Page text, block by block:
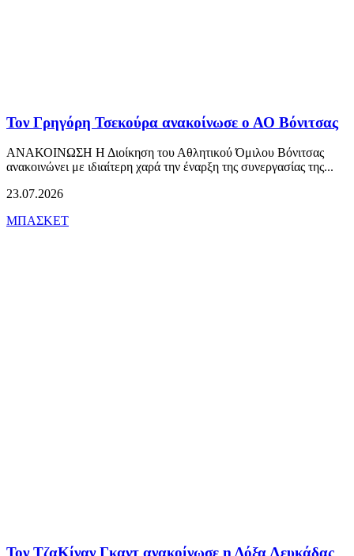
Τον Γρηγόρη Τσεκούρα ανακοίνωσε ο ΑΟ Βόνιτσας
ΑΝΑΚΟΙΝΩΣΗ Η Διοίκηση του Αθλητικού Όμιλου Βόνιτσας
ανακοινώνει με ιδιαίτερη χαρά την έναρξη της συνεργασίας της...
23.07.2026
ΜΠΑΣΚΕΤ
Τον ΤζαΚίναν Γκαντ ανακοίνωσε η Δόξα Λευκάδας